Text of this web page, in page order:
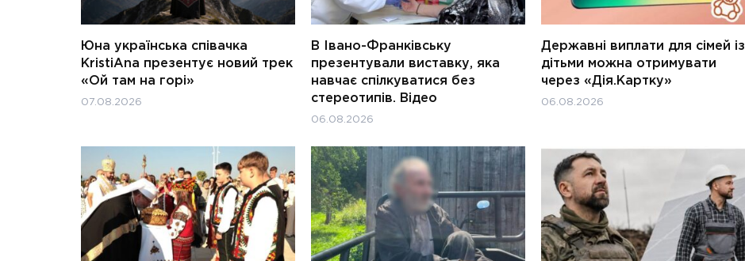
Юна українська співачка
KristiAna презентує новий трек
«Ой там на горі»
07.08.2026
В Івано-Франківську
презентували виставку, яка
навчає спілкуватися без
стереотипів. Відео
06.08.2026
Державні виплати для сімей із
дітьми можна отримувати
через «Дія.Картку»
06.08.2026